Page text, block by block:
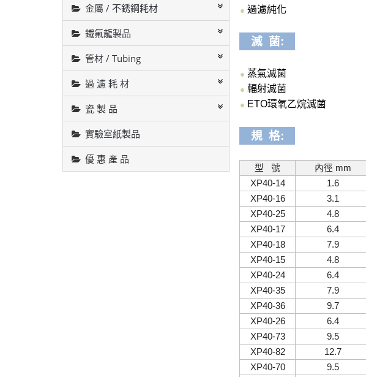
金屬 / 不銹鋼耗材
鐵氟龍製品
管材 / Tubing
過 濾 耗 材
瓷 製 品
實驗室紙製品
優 惠 產 品
● 過濾純化
滅 菌:
● 蒸氣滅菌
●輻射滅菌
● ETO環氧乙烷滅菌
規 格:
型 號 內徑 mm
XP40-14
1.6
XP40-16
3.1
XP40-25
4.8
XP40-17
6.4
XP40-18
7.9
XP40-15
4.8
XP40-24
6.4
XP40-35
7.9
XP40-36
9.7
XP40-26
6.4
XP40-73
9.5
XP40-82
12.7
XP40-70
9.5